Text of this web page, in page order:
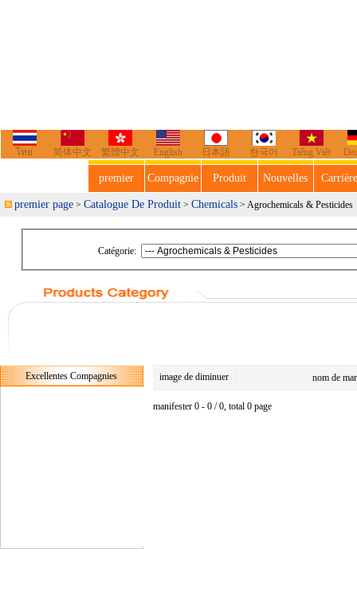
ไทย 简体中文 繁體中文 English 日本語 한국어 Tiếng Việt
premier Compagnie Produit Nouvelles
premier page > Catalogue De Produit > Chemicals > Agrochemicals & Pesticides
Catégorie:
Excellentes Compagnies image de diminuer nom de
manifester 0 - 0 / 0, total 0 page